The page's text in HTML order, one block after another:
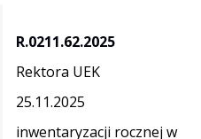
R.0211.62.2025
Rektora UEK
25.11.2025
inwentaryzacji rocznej w